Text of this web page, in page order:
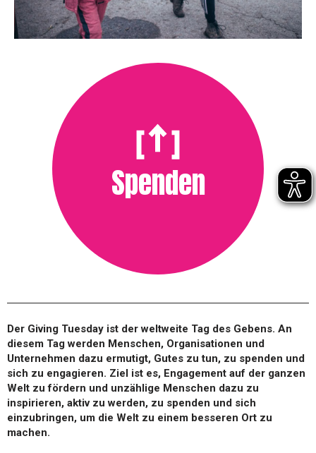
Spenden
Der Giving Tuesday ist der weltweite Tag des Gebens. An
diesem Tag werden Menschen, Organisationen und
Unternehmen dazu ermutigt, Gutes zu tun, zu spenden und
sich zu engagieren. Ziel ist es, Engagement auf der ganzen
Welt zu fördern und unzählige Menschen dazu zu
inspirieren, aktiv zu werden, zu spenden und sich
einzubringen, um die Welt zu einem besseren Ort zu
machen.